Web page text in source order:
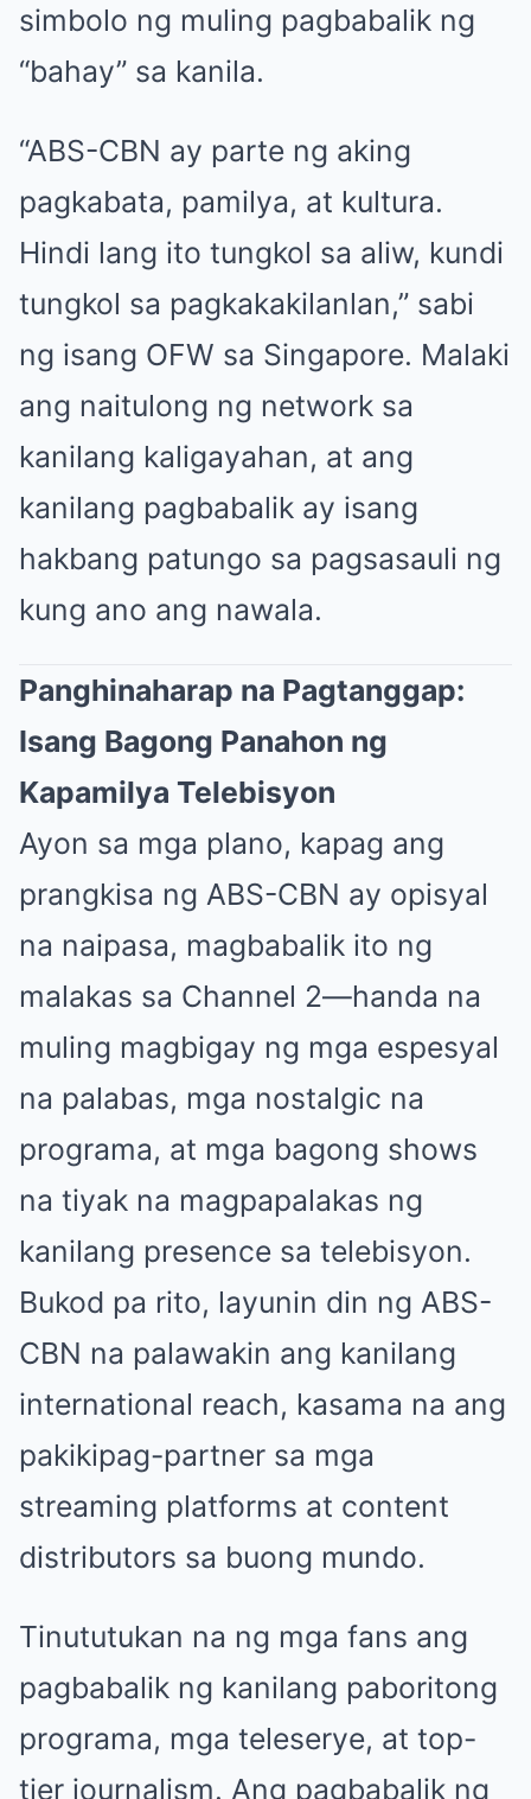
simbolo ng muling pagbabalik ng
“bahay” sa kanila.
“ABS-CBN ay parte ng aking
pagkabata, pamilya, at kultura.
Hindi lang ito tungkol sa aliw, kundi
tungkol sa pagkakakilanlan,” sabi
ng isang OFW sa Singapore. Malaki
ang naitulong ng network sa
kanilang kaligayahan, at ang
kanilang pagbabalik ay isang
hakbang patungo sa pagsasauli ng
kung ano ang nawala.
Panghinaharap na Pagtanggap:
Isang Bagong Panahon ng
Kapamilya Telebisyon
Ayon sa mga plano, kapag ang
prangkisa ng ABS-CBN ay opisyal
na naipasa, magbabalik ito ng
malakas sa Channel 2—handa na
muling magbigay ng mga espesyal
na palabas, mga nostalgic na
programa, at mga bagong shows
na tiyak na magpapalakas ng
kanilang presence sa telebisyon.
Bukod pa rito, layunin din ng ABS-
CBN na palawakin ang kanilang
international reach, kasama na ang
pakikipag-partner sa mga
streaming platforms at content
distributors sa buong mundo.
Tinututukan na ng mga fans ang
pagbabalik ng kanilang paboritong
programa, mga teleserye, at top-
tier journalism. Ang pagbabalik ng